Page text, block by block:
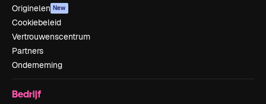
Originelen New
Cookiebeleid
Vertrouwenscentrum
Partners
Onderneming
Bedrijf